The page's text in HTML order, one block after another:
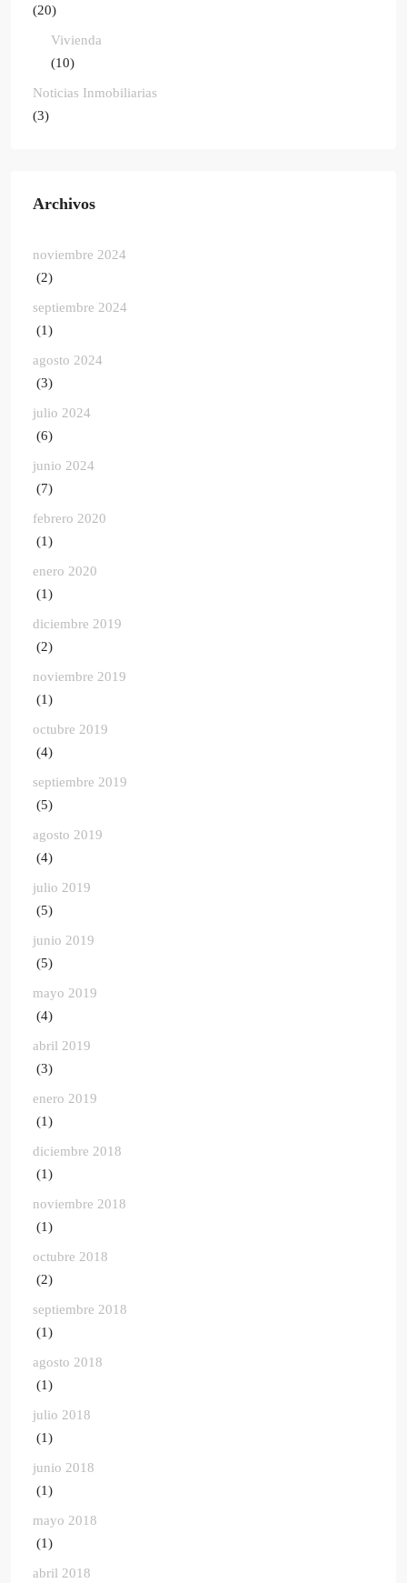
(20)
Vivienda
(10)
Noticias Inmobiliarias
(3)
Archivos
noviembre 2024
(2)
septiembre 2024
(1)
agosto 2024
(3)
julio 2024
(6)
junio 2024
(7)
febrero 2020
(1)
enero 2020
(1)
diciembre 2019
(2)
noviembre 2019
(1)
octubre 2019
(4)
septiembre 2019
(5)
agosto 2019
(4)
julio 2019
(5)
junio 2019
(5)
mayo 2019
(4)
abril 2019
(3)
enero 2019
(1)
diciembre 2018
(1)
noviembre 2018
(1)
octubre 2018
(2)
septiembre 2018
(1)
agosto 2018
(1)
julio 2018
(1)
junio 2018
(1)
mayo 2018
(1)
abril 2018